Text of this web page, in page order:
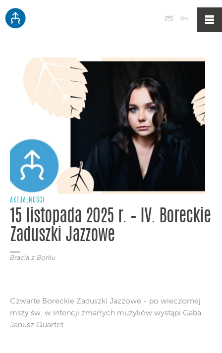
Poczta
AKTUALNOŚCI
15 listopada 2025 r. – IV. Boreckie
Zaduszki Jazzowe
Bracia z Borku
Czwarte Boreckie Zaduszki Jazzowe - po wieczornej
mszy św. w intencji zmarłych muzyków wystąpi Gaba
Janusz Quartet.